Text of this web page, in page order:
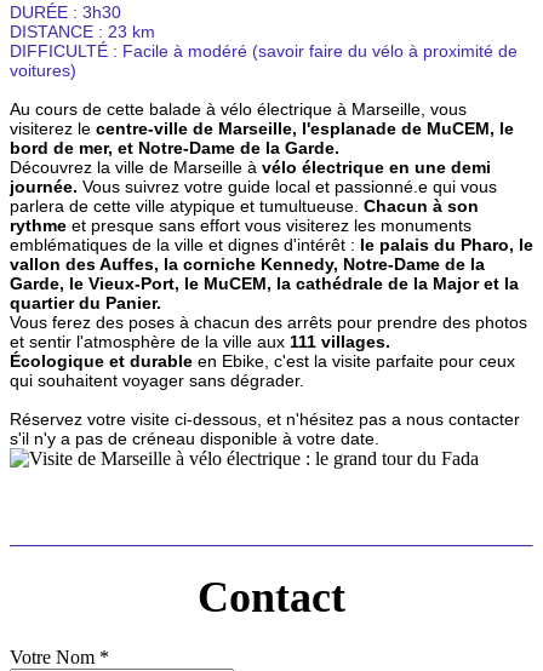
DURÉE : 3h30
DISTANCE : 23 km
DIFFICULTÉ : Facile à modéré (savoir faire du vélo à proximité de
voitures)
Au cours de cette balade à vélo électrique à Marseille, vous
visiterez le centre-ville de Marseille, l'esplanade de MuCEM, le
bord de mer, et Notre-Dame de la Garde.
Découvrez la ville de Marseille à vélo électrique en une demi
journée. Vous suivrez votre guide local et passionné.e qui vous
parlera de cette ville atypique et tumultueuse. Chacun à son
rythme et presque sans effort vous visiterez les monuments
emblématiques de la ville et dignes d'intérêt : le palais du Pharo, le
vallon des Auffes, la corniche Kennedy, Notre-Dame de la
Garde, le Vieux-Port, le MuCEM, la cathédrale de la Major et la
quartier du Panier.
Vous ferez des poses à chacun des arrêts pour prendre des photos
et sentir l'atmosphère de la ville aux 111 villages.
Écologique et durable en Ebike, c'est la visite parfaite pour ceux
qui souhaitent voyager sans dégrader.
Réservez votre visite ci-dessous, et n'hésitez pas a nous contacter
s'il n'y a pas de créneau disponible à votre date.
Contact
Votre Nom *